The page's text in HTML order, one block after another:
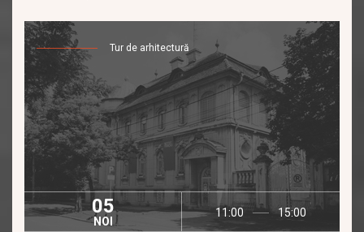
Tur de arhitectură
05
NOI
11:00 15:00